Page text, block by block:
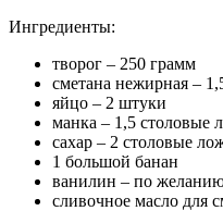
Ингредиенты:
творог – 250 грамм
сметана нежирная –
яйцо – 2 штуки
манка – 1,5 столовые
сахар – 2 столовые
1 большой банан
ванилин – по
сливочное масло для